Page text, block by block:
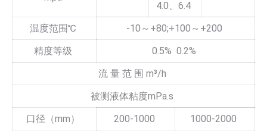
4.0、6.4
温度范围℃
-10～+80;+100～+200
精度等级
0.5% 0.2%
流 量 范 围 m³/h
被测液体粘度mPa.s
口径（mm）
200-1000
1000-2000